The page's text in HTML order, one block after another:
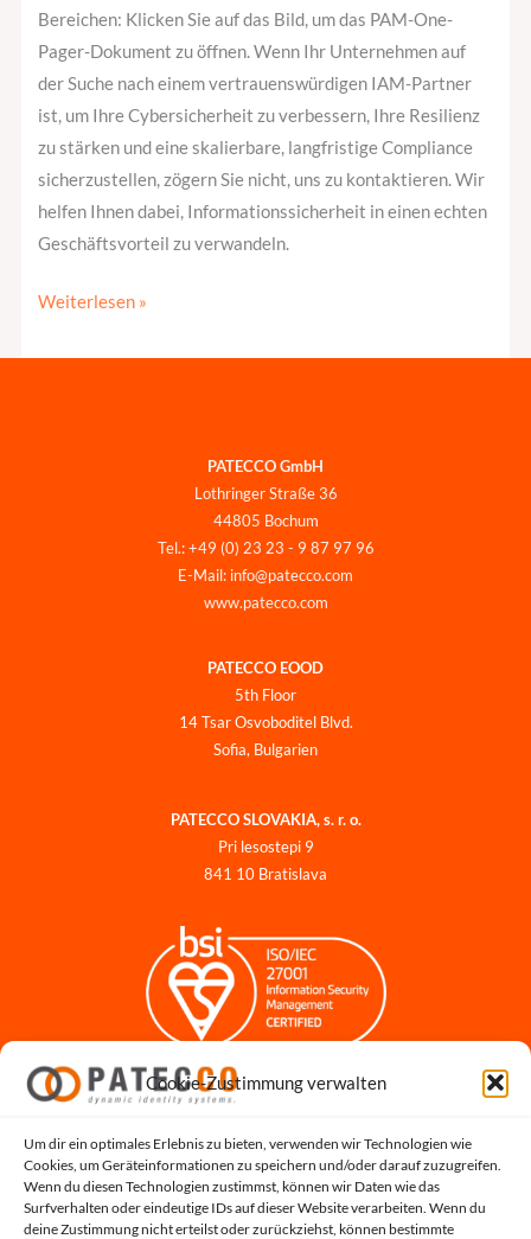
Cookie-Zustimmung verwalten
Um dir ein optimales Erlebnis zu bieten, verwenden wir Technologien wie
Cookies, um Geräteinformationen zu speichern und/oder darauf zuzugreifen.
Wenn du diesen Technologien zustimmst, können wir Daten wie das
Surfverhalten oder eindeutige IDs auf dieser Website verarbeiten. Wenn du
deine Zustimmung nicht erteilst oder zurückziehst, können bestimmte
Bereichen: Klicken Sie auf das Bild, um das PAM-One-
Pager-Dokument zu öffnen. Wenn Ihr Unternehmen auf
der Suche nach einem vertrauenswürdigen IAM-Partner
ist, um Ihre Cybersicherheit zu verbessern, Ihre Resilienz
zu stärken und eine skalierbare, langfristige Compliance
sicherzustellen, zögern Sie nicht, uns zu kontaktieren. Wir
helfen Ihnen dabei, Informationssicherheit in einen echten
Geschäftsvorteil zu verwandeln.
Weiterlesen »
PATECCO GmbH
Lothringer Straße 36
44805 Bochum
Tel.: +49 (0) 23 23 - 9 87 97 96
E-Mail: info@patecco.com
www.patecco.com
PATECCO EOOD
5th Floor
14 Tsar Osvoboditel Blvd.
Sofia, Bulgarien
PATECCO SLOVAKIA, s. r. o.
Pri lesostepi 9
841 10 Bratislava
Impressum
Datenschutz für Bewerbungen
Cookie-Richtlinie
Hinweisgeber-Portal
Systemstatus